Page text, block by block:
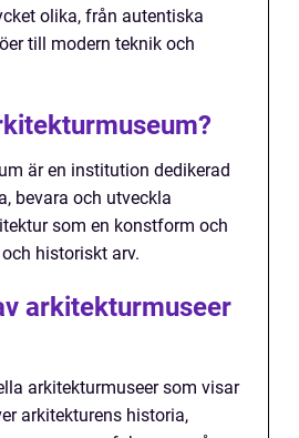
olika, från autentiska
till modern teknik och
är en institution dedikerad
bevara och utveckla
som en konstform och
historiskt arv.
arkitekturmuseer
arkitekturmuseer som visar
arkitekturens historia,